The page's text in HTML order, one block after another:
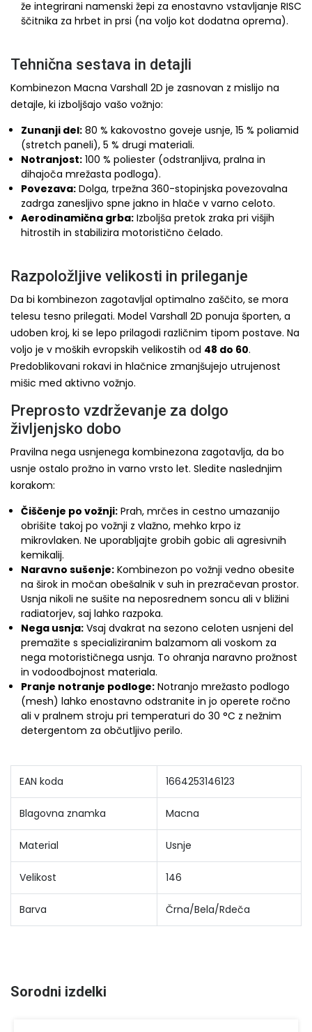
že integrirani namenski žepi za enostavno vstavljanje RISC
ščitnika za hrbet in prsi (na voljo kot dodatna oprema).
Tehnična sestava in detajli
Kombinezon Macna Varshall 2D je zasnovan z mislijo na
detajle, ki izboljšajo vašo vožnjo:
Zunanji del: 80 % kakovostno goveje usnje, 15 % poliamid
(stretch paneli), 5 % drugi materiali.
Notranjost: 100 % poliester (odstranljiva, pralna in
dihajoča mrežasta podloga).
Povezava: Dolga, trpežna 360-stopinjska povezovalna
zadrga zanesljivo spne jakno in hlače v varno celoto.
Aerodinamična grba: Izboljša pretok zraka pri višjih
hitrostih in stabilizira motoristično čelado.
Razpoložljive velikosti in prileganje
Da bi kombinezon zagotavljal optimalno zaščito, se mora
telesu tesno prilegati. Model Varshall 2D ponuja športen, a
udoben kroj, ki se lepo prilagodi različnim tipom postave. Na
voljo je v moških evropskih velikostih od 48 do 60.
Predoblikovani rokavi in hlačnice zmanjšujejo utrujenost
mišic med aktivno vožnjo.
Preprosto vzdrževanje za dolgo
življenjsko dobo
Pravilna nega usnjenega kombinezona zagotavlja, da bo
usnje ostalo prožno in varno vrsto let. Sledite naslednjim
korakom:
Čiščenje po vožnji: Prah, mrčes in cestno umazanijo
obrišite takoj po vožnji z vlažno, mehko krpo iz
mikrovlaken. Ne uporabljajte grobih gobic ali agresivnih
kemikalij.
Naravno sušenje: Kombinezon po vožnji vedno obesite
na širok in močan obešalnik v suh in prezračevan prostor.
Usnja nikoli ne sušite na neposrednem soncu ali v bližini
radiatorjev, saj lahko razpoka.
Nega usnja: Vsaj dvakrat na sezono celoten usnjeni del
premažite s specializiranim balzamom ali voskom za
nega motorističnega usnja. To ohranja naravno prožnost
in vodoodbojnost materiala.
Pranje notranje podloge: Notranjo mrežasto podlogo
(mesh) lahko enostavno odstranite in jo operete ročno
ali v pralnem stroju pri temperaturi do 30 °C z nežnim
detergentom za občutljivo perilo.
EAN koda 1664253146123
Blagovna znamka Macna
Material Usnje
Velikost 146
Barva Črna/Bela/Rdeča
Sorodni izdelki